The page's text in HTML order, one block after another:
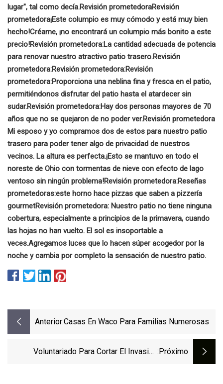
lugar", tal como decía.Revisión prometedoraRevisión
prometedora¡Este columpio es muy cómodo y está muy bien
hecho!Créame, ¡no encontrará un columpio más bonito a este
precio!Revisión prometedora:La cantidad adecuada de potencia
para renovar nuestro atractivo patio trasero.Revisión
prometedora:Revisión prometedora:Revisión
prometedora:Proporciona una neblina fina y fresca en el patio,
permitiéndonos disfrutar del patio hasta el atardecer sin
sudar.Revisión prometedora:Hay dos personas mayores de 70
años que no se quejaron de no poder ver.Revisión prometedora
Mi esposo y yo compramos dos de estos para nuestro patio
trasero para poder tener algo de privacidad de nuestros
vecinos. La altura es perfecta.¡Esto se mantuvo en todo el
noreste de Ohio con tormentas de nieve con efecto de lago
ventoso sin ningún problema!Revisión prometedora:Reseñas
prometedoras:este horno hace pizzas que saben a pizzería
gourmetRevisión prometedora: Nuestro patio no tiene ninguna
cobertura, especialmente a principios de la primavera, cuando
las hojas no han vuelto. El sol es insoportable a
veces.Agregamos luces que lo hacen súper acogedor por la
noche y cambia por completo la sensación de nuestro patio.
Anterior:Casas En Waco Para Familias Numerosas
Voluntariado Para Cortar El Invasivo :próximo